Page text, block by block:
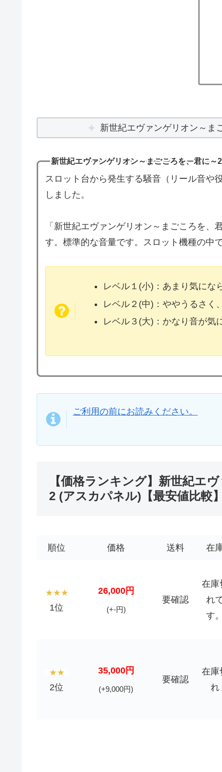
新世紀エヴァンゲリオン～ま
新世紀エヴァンゲリオン～まごころを、君に～
スロット台から発生する騒音（リール音や
しました。
「新世紀エヴァンゲリオン～まごころを
す。標準的な音量です。スロット機種の中
レベル１(小)：あまり気にな
レベル２(中)：ややうるさく
レベル３(大)：かなり音が気
ご利用の前にお読みください。
【価格ランキング】新世紀エ
2 (アスカパネル)【最安値比較
順位 価格 送料 在
1位
26,000円
(+-円)
要確認
在庫
れ
す
2位
35,000円
(+9,000円)
要確認
在庫
れ